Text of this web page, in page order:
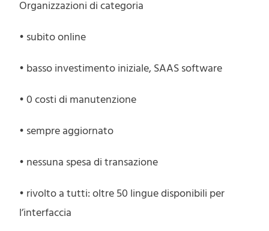
Organizzazioni di categoria
• subito online
• basso investimento iniziale, SAAS software
• 0 costi di manutenzione
• sempre aggiornato
• nessuna spesa di transazione
• rivolto a tutti: oltre 50 lingue disponibili per
l’interfaccia